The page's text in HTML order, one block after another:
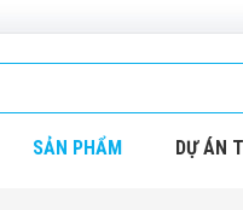
SẢN PHẨM DỰ ÁN